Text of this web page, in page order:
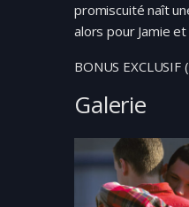
promiscuité naît
alors pour Jamie
BONUS
Galerie